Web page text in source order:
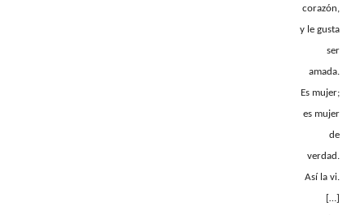
corazón,
y le gusta
ser
amada.
Es mujer;
es mujer
de
verdad.
Así la vi.
[…]